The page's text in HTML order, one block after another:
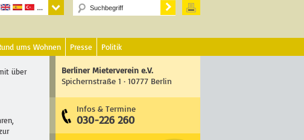
ums Wohnen Presse Politik
über
Berliner Mieterverein e.V.
Spichernstraße 1 · 10777 Berlin
Infos & Termine
030-226 260